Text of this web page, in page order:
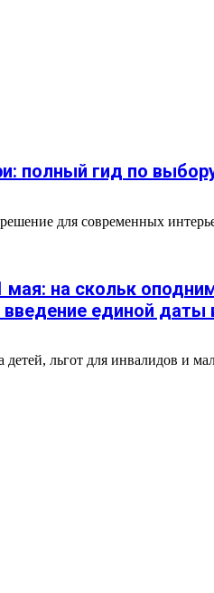
полный гид по
для современных
мая: на скольк
единой
льгот для инвалидов и